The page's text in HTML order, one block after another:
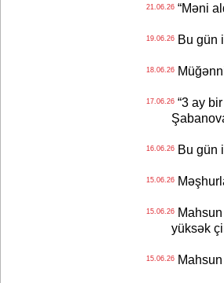
21.06.26“Məni
19.06.26Bu gün
18.06.26
17.06.26“3 ay bir
16.06.26Bu gün
15.06.26
15.06.26Mahsun
yüksək
15.06.26Mahsun